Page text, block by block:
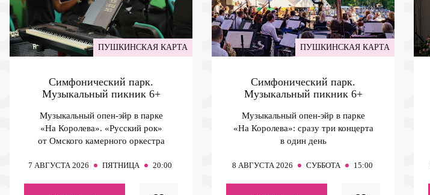
ПУШКИНСКАЯ КАРТА
Симфонический парк.
Музыкальный пикник 6+
Музыкальный опен-эйр в парке
«На Королева». «Русский рок»
от Омского камерного оркестра
7 АВГУСТА 2026 ПЯТНИЦА 20:00
ПУШКИНСКАЯ КАРТА
Симфонический парк.
Музыкальный пикник 6+
Музыкальный опен-эйр в парке
«На Королева»: сразу три концерта
в один день
8 АВГУСТА 2026 СУББОТА 15:00